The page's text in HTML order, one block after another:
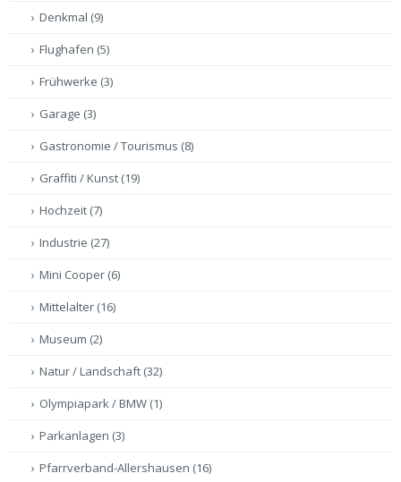
Denkmal (9)
Flughafen (5)
Frühwerke (3)
Garage (3)
Gastronomie / Tourismus (8)
Graffiti / Kunst (19)
Hochzeit (7)
Industrie (27)
Mini Cooper (6)
Mittelalter (16)
Museum (2)
Natur / Landschaft (32)
Olympiapark / BMW (1)
Parkanlagen (3)
Pfarrverband-Allershausen (16)